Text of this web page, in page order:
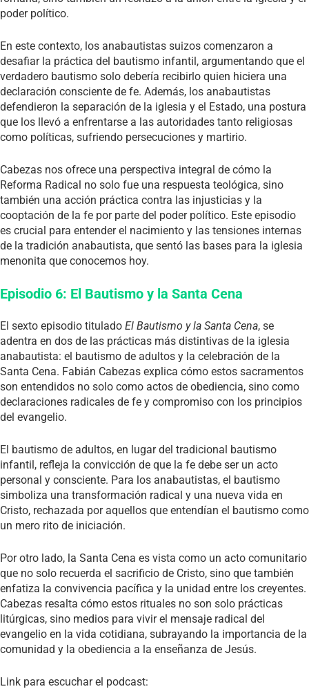
poder político.
En este contexto, los anabautistas suizos comenzaron a
desafiar la práctica del bautismo infantil, argumentando que el
verdadero bautismo solo debería recibirlo quien hiciera una
declaración consciente de fe. Además, los anabautistas
defendieron la separación de la iglesia y el Estado, una postura
que los llevó a enfrentarse a las autoridades tanto religiosas
como políticas, sufriendo persecuciones y martirio.
Cabezas nos ofrece una perspectiva integral de cómo la
Reforma Radical no solo fue una respuesta teológica, sino
también una acción práctica contra las injusticias y la
cooptación de la fe por parte del poder político. Este episodio
es crucial para entender el nacimiento y las tensiones internas
de la tradición anabautista, que sentó las bases para la iglesia
menonita que conocemos hoy.
Episodio 6: El Bautismo y la Santa Cena
El sexto episodio titulado El Bautismo y la Santa Cena, se
adentra en dos de las prácticas más distintivas de la iglesia
anabautista: el bautismo de adultos y la celebración de la
Santa Cena. Fabián Cabezas explica cómo estos sacramentos
son entendidos no solo como actos de obediencia, sino como
declaraciones radicales de fe y compromiso con los principios
del evangelio.
El bautismo de adultos, en lugar del tradicional bautismo
infantil, refleja la convicción de que la fe debe ser un acto
personal y consciente. Para los anabautistas, el bautismo
simboliza una transformación radical y una nueva vida en
Cristo, rechazada por aquellos que entendían el bautismo como
un mero rito de iniciación.
Por otro lado, la Santa Cena es vista como un acto comunitario
que no solo recuerda el sacrificio de Cristo, sino que también
enfatiza la convivencia pacífica y la unidad entre los creyentes.
Cabezas resalta cómo estos rituales no son solo prácticas
litúrgicas, sino medios para vivir el mensaje radical del
evangelio en la vida cotidiana, subrayando la importancia de la
comunidad y la obediencia a la enseñanza de Jesús.
Link para escuchar el podcast: